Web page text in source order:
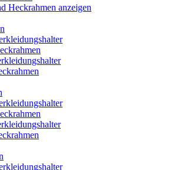
Heckrahmen anzeigen